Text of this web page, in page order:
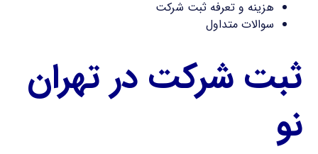
هزینه و تعرفه ثبت شرکت
سوالات متداول
ثبت شرکت در تهران
نو